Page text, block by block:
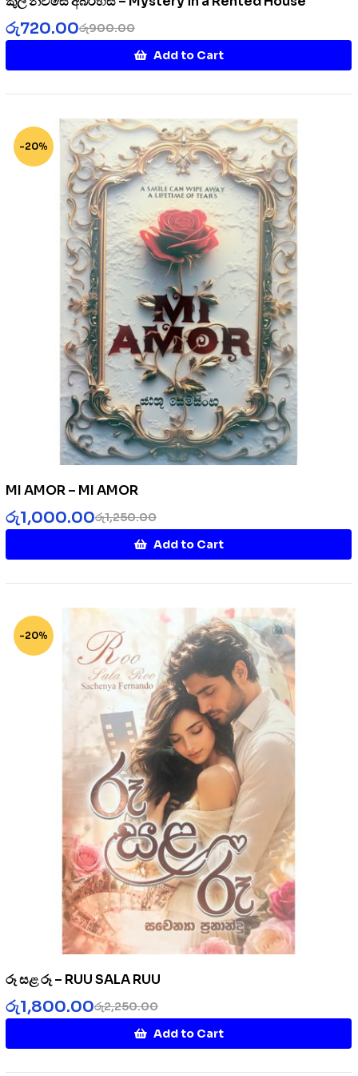
රු900.00
රු720.00
Add to Cart
-20%
MI AMOR – MI AMOR
රු1,250.00
රු1,000.00
Add to Cart
-20%
රූ සළ රූ – RUU SALA RUU
රු2,250.00
රු1,800.00
Add to Cart